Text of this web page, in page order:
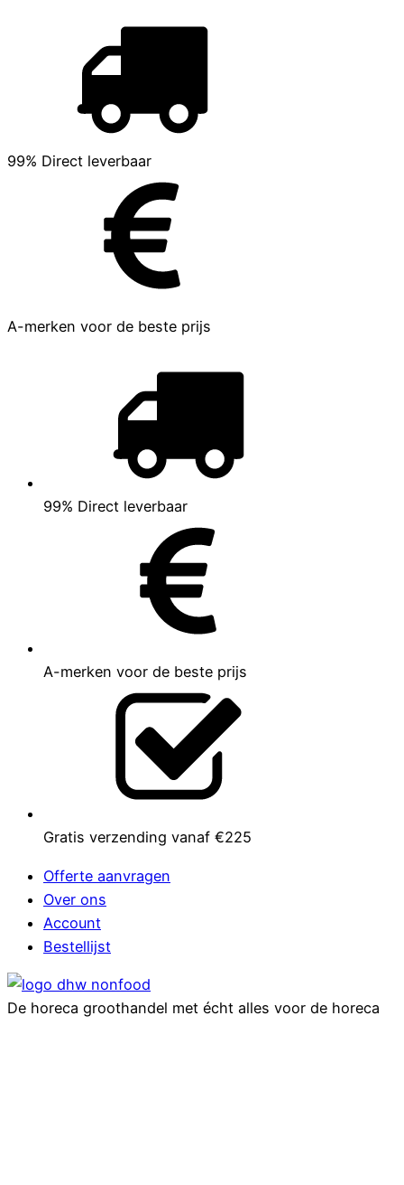
99% Direct leverbaar
A-merken voor de beste prijs
99% Direct leverbaar
A-merken voor de beste prijs
Gratis verzending vanaf €225
Offerte aanvragen
Over ons
Account
Bestellijst
De horeca groothandel met écht alles voor de horeca